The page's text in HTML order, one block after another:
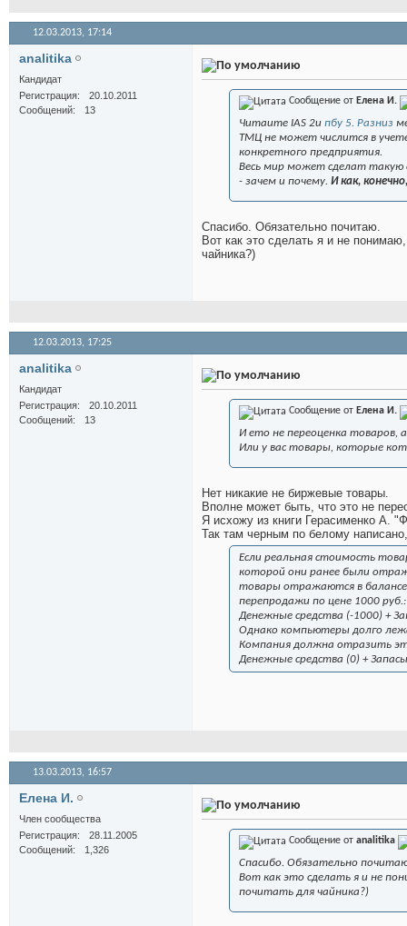
12.03.2013, 17:14
analitika
Кандидат
Регистрация
20.10.2011
Сообщений
13
Сообщение от Елена И.
Читаите IAS 2и пбу 5. Разниз
ТМЦ не может числится в
конкретного предприятия.
Весь мир может сделат такую
- зачем и почему. И как,
Спасибо. Обязательно почитаю.
Вот как это сделать я и не
чайника?)
12.03.2013, 17:25
analitika
Кандидат
Регистрация
20.10.2011
Сообщений
13
Сообщение от Елена И.
И ето не переоценка товаров,
Или у вас товары, которые
Нет никакие не биржевые товары.
Вполне может быть, что это не
Я исхожу из книги Герасименко А.
Так там черным по белому
Если реальная стоимость
которой они ранее были
товары отражаются в
перепродажи по цене 1000 руб.:
Денежные средства (-1000) +
Однако компьютеры долго
Компания должна отразить
Денежные средства (0) +
13.03.2013, 16:57
Елена И.
Член сообщества
Регистрация
28.11.2005
Сообщений
1,326
Сообщение от analitika
Спасибо. Обязательно
Вот как это сделать я и не
почитать для чайника?)